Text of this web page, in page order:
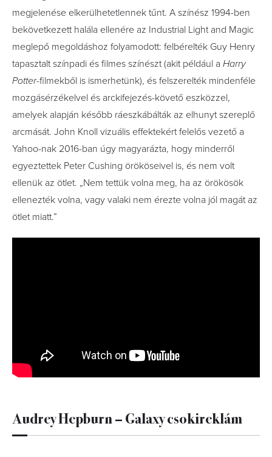
megjelenése elkerülhetetlennek tűnt. A színész 1994-ben
bekövetkezett halála ellenére az Industrial Light and Magic
meglepő megoldáshoz folyamodott: felbérelték Guy Henry
tapasztalt színpadi és filmes színészt (akit például a Harry
Potter-filmekből is ismerhetünk), és felszerelték mindenféle
mozgásérzékelvel és arckifejezés-követő eszközzel,
amelyek alapján később ráeszkábálták az elhunyt szereplő
arcmását. John Knoll vizuális effektekért felelős vezető a
Yahoo-nak 2016-ban úgy magyarázta, hogy minderről
egyeztettek Peter Cushing örököseivel is, és nem volt
ellenük az ötlet. „Nem tettük volna meg, ha az örökösök
ellenezték volna, vagy valaki nem érezte volna jól magát az
ötlet miatt.”
Audrey Hepburn – Galaxy csokireklám